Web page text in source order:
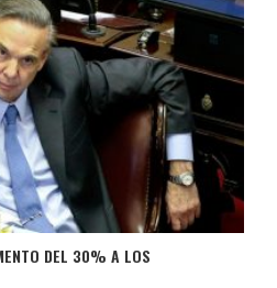
DEL 30% A LOS